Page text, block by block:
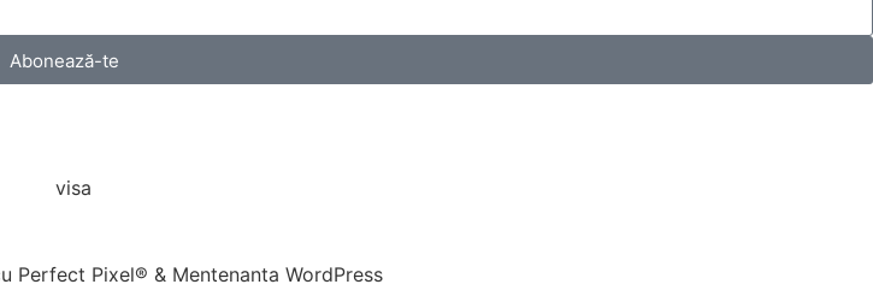
Abonează-te
Perfect Pixel® & Mentenanta WordPress